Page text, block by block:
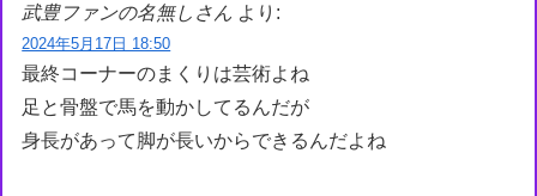
武豊ファンの名無しさん より:
2024年5月17日 18:50
最終コーナーのまくりは芸術よね
足と骨盤で馬を動かしてるんだが
身長があって脚が長いからできるんだよね